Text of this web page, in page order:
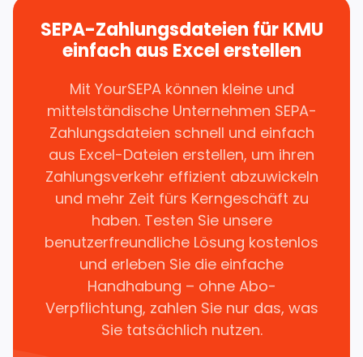
SEPA-Zahlungsdateien für KMU
einfach aus Excel erstellen
Mit YourSEPA können kleine und
mittelständische Unternehmen SEPA-
Zahlungsdateien schnell und einfach
aus Excel-Dateien erstellen, um ihren
Zahlungsverkehr effizient abzuwickeln
und mehr Zeit fürs Kerngeschäft zu
haben. Testen Sie unsere
benutzerfreundliche Lösung kostenlos
und erleben Sie die einfache
Handhabung – ohne Abo-
Verpflichtung, zahlen Sie nur das, was
Sie tatsächlich nutzen.